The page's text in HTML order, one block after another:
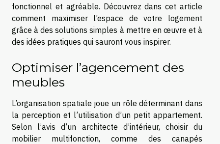
fonctionnel et agréable. Découvrez dans cet article
comment maximiser l’espace de votre logement
grâce à des solutions simples à mettre en œuvre et à
des idées pratiques qui sauront vous inspirer.
Optimiser l’agencement des
meubles
L’organisation spatiale joue un rôle déterminant dans
la perception et l’utilisation d’un petit appartement.
Selon l’avis d’un architecte d’intérieur, choisir du
mobilier multifonction, comme des canapés